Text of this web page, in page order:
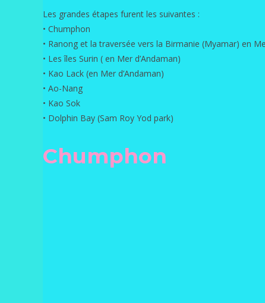
Les grandes étapes furent les suivantes :
• Chumphon
• Ranong et la traversée vers la Birmanie (Myamar) en
• Les îles Surin ( en Mer d’Andaman)
• Kao Lack (en Mer d’Andaman)
• Ao-Nang
• Kao Sok
• Dolphin Bay (Sam Roy Yod park)
Chumphon